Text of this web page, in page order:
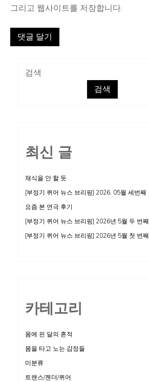
그리고 웹사이트를 저장합니다.
검색
검색
최신 글
채식을 안 할 듯
[부정기 퀴어 뉴스 브리핑] 2026. 05월 세번째
요즘 본 연극 후기
[부정기 퀴어 뉴스 브리핑] 2026년 5월 두 번째
[부정기 퀴어 뉴스 브리핑] 2026년 5월 첫 번째
카테고리
몸에 핀 달의 흔적
몸을 타고 노는 감정들
미분류
트랜스/젠더/퀴어